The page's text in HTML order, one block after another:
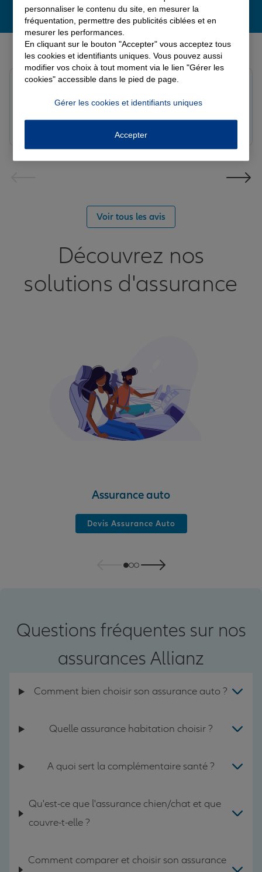
Derniers avis de nos agences Allianz
Le 08/08/2026 - Agence PAVILLY
Bon suivi de mon sinistre, merci
Louis M.
Voir tous les avis
Découvrez nos
solutions d'assurance
Assurance auto
Devis Assurance Auto
Questions fréquentes sur nos
assurances Allianz
Comment bien choisir son assurance auto ?
Quelle assurance habitation choisir ?
A quoi sert la complémentaire santé ?
Qu'est-ce que l'assurance chien/chat et que
couvre-t-elle ?
Comment comparer et choisir son assurance
personnaliser le contenu du site, en mesurer la
fréquentation, permettre des publicités ciblées et en
mesurer les performances.
En cliquant sur le bouton "Accepter" vous acceptez tous
les cookies et identifiants uniques. Vous pouvez aussi
modifier vos choix à tout moment via le lien "Gérer les
cookies" accessible dans le pied de page.
Gérer les cookies et identifiants uniques
Accepter